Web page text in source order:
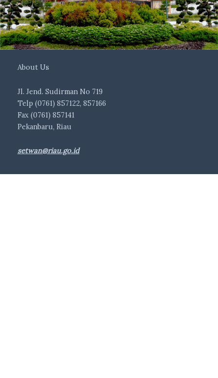
About Us
Jl. Jend. Sudirman No 719
Telp (0761) 857122, 857166
Fax (0761) 857141
Pekanbaru, Riau
setwan@riau.go.id